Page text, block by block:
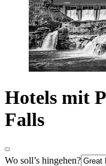
Hotels mit
Falls
Wo soll’s hingehen?